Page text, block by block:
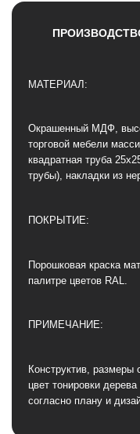
МАТЕРИАЛ:
Окрашенный МДФ,
торговой мебели
квадратная труба
трубы), накладки из
ПОКРЫТИЕ:
Порошковая краска
палитре цветов RAL.
ПРИМЕЧАНИЕ:
Конструктив, размеры
цвет тонировки
согласно плану и